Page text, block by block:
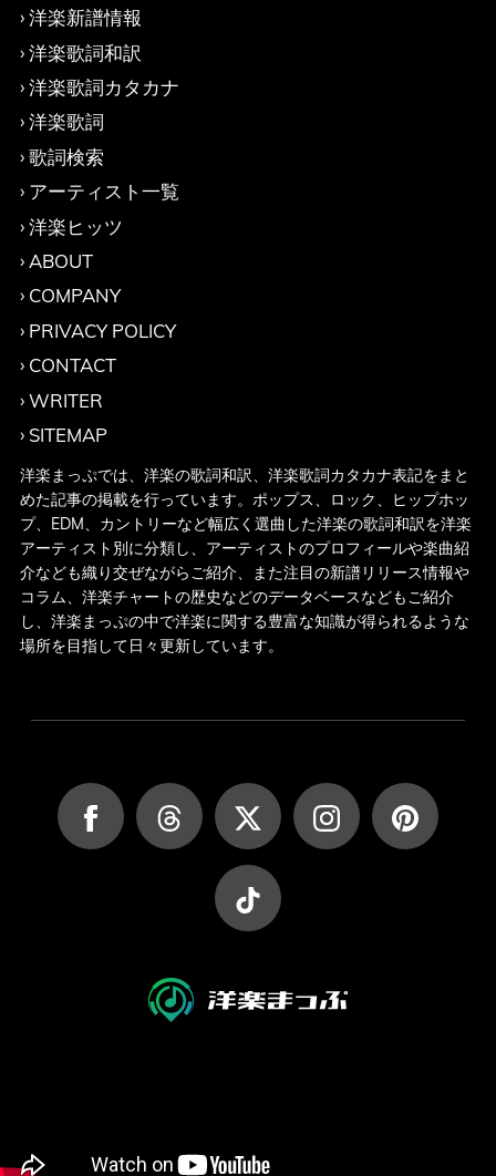
洋楽新譜情報
洋楽歌詞和訳
洋楽歌詞カタカナ
洋楽歌詞
歌詞検索
アーティスト一覧
洋楽ヒッツ
ABOUT
COMPANY
PRIVACY POLICY
CONTACT
WRITER
SITEMAP
洋楽まっぷでは、洋楽の歌詞和訳、洋楽歌詞カタカナ表記をまと
めた記事の掲載を行っています。ポップス、ロック、ヒップホッ
プ、EDM、カントリーなど幅広く選曲した洋楽の歌詞和訳を洋楽
アーティスト別に分類し、アーティストのプロフィールや楽曲紹
介なども織り交ぜながらご紹介、また注目の新譜リリース情報や
コラム、洋楽チャートの歴史などのデータベースなどもご紹介
し、洋楽まっぷの中で洋楽に関する豊富な知識が得られるような
場所を目指して日々更新しています。
Copyright (C) yougakumap.com All Rights Reserved.